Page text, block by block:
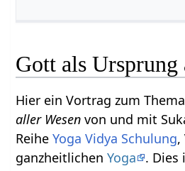
Gott als Ursprung
Hier ein Vortrag zum
aller Wesen von und mit
ReiheYoga Vidya Schulung,
ganzheitlichenYoga
. Dies